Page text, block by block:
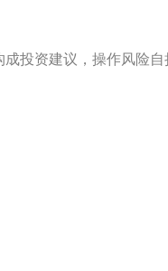
投资建议，操作风险自